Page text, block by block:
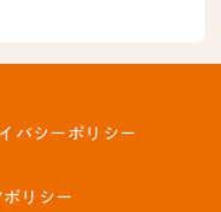
バシーポリシー
リシー